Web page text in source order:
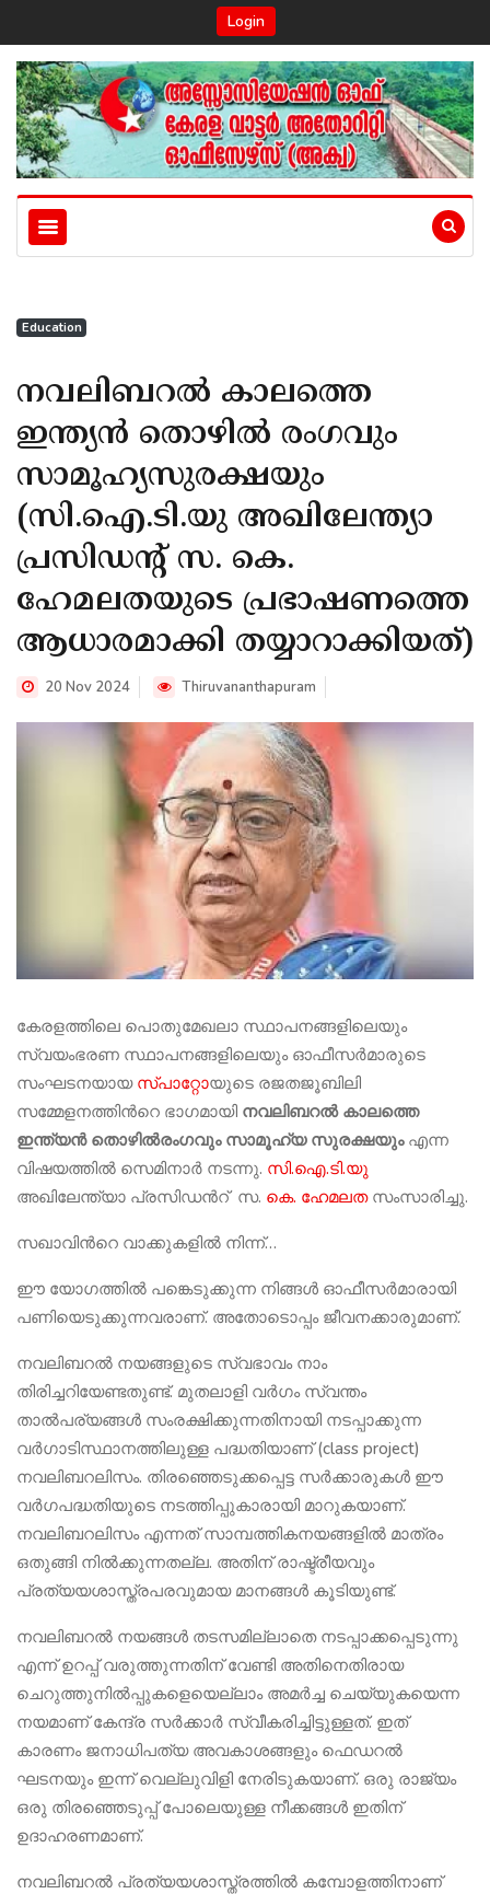
Login
Education
നവലിബറൽ കാലത്തെ
ഇന്ത്യൻ തൊഴിൽ രംഗവും
സാമൂഹ്യസുരക്ഷയും
(സി.ഐ.ടി.യു അഖിലേന്ത്യാ
പ്രസിഡന്‍റ് സ. കെ.
ഹേമലതയുടെ പ്രഭാഷണത്തെ
ആധാരമാക്കി തയ്യാറാക്കിയത്)
20 Nov 2024 Thiruvananthapuram
കേരളത്തിലെ പൊതുമേഖലാ സ്ഥാപനങ്ങളിലെയും
സ്വയംഭരണ സ്ഥാപനങ്ങളിലെയും ഓഫീസർമാരുടെ
സംഘടനയായ സ്പാറ്റോയുടെ രജതജൂബിലി
സമ്മേളനത്തിന്‍റെ ഭാഗമായി നവലിബറൽ കാലത്തെ
ഇന്ത്യൻ തൊഴിൽരംഗവും സാമൂഹ്യ സുരക്ഷയുംഎന്ന
വിഷയത്തിൽ സെമിനാർ നടന്നു. സി.ഐ.ടി.യു
അഖിലേന്ത്യാ പ്രസിഡന്‍റ് സ. കെ. ഹേമലതസംസാരിച്ചു.
സഖാവിന്‍റെ വാക്കുകളിൽ നിന്ന്…
ഈ യോഗത്തിൽ പങ്കെടുക്കുന്ന നിങ്ങൾ ഓഫീസർമാരായി
പണിയെടുക്കുന്നവരാണ്. അതോടൊപ്പം ജീവനക്കാരുമാണ്.
നവലിബറൽ നയങ്ങളുടെ സ്വഭാവം നാം
തിരിച്ചറിയേണ്ടതുണ്ട്. മുതലാളി വർഗം സ്വന്തം
താൽപര്യങ്ങൾ സംരക്ഷിക്കുന്നതിനായി നടപ്പാക്കുന്ന
വർഗാടിസ്ഥാനത്തിലുള്ള പദ്ധതിയാണ് (class project)
നവലിബറലിസം. തിരഞ്ഞെടുക്കപ്പെട്ട സർക്കാരുകൾ ഈ
വർഗപദ്ധതിയുടെ നടത്തിപ്പുകാരായി മാറുകയാണ്.
നവലിബറലിസം എന്നത് സാമ്പത്തികനയങ്ങളിൽ മാത്രം
ഒതുങ്ങി നിൽക്കുന്നതല്ല. അതിന് രാഷ്ട്രീയവും
പ്രത്യയശാസ്ത്രപരവുമായ മാനങ്ങൾ കൂടിയുണ്ട്.
നവലിബറൽ നയങ്ങൾ തടസമില്ലാതെ നടപ്പാക്കപ്പെടുന്നു
എന്ന് ഉറപ്പ് വരുത്തുന്നതിന് വേണ്ടി അതിനെതിരായ
ചെറുത്തുനിൽപ്പുകളെയെല്ലാം അമർച്ച ചെയ്യുകയെന്ന
നയമാണ് കേന്ദ്ര സർക്കാർ സ്വീകരിച്ചിട്ടുള്ളത്. ഇത്
കാരണം ജനാധിപത്യ അവകാശങ്ങളും ഫെഡറൽ
ഘടനയും ഇന്ന് വെല്ലുവിളി നേരിടുകയാണ്. ഒരു രാജ്യം
ഒരു തിരഞ്ഞെടുപ്പ് പോലെയുള്ള നീക്കങ്ങൾ ഇതിന്
ഉദാഹരണമാണ്.
നവലിബറൽ പ്രത്യയശാസ്ത്രത്തിൽ കമ്പോളത്തിനാണ്